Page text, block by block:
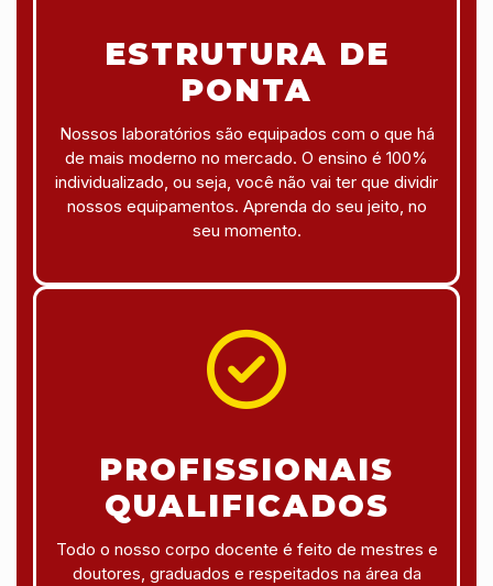
ESTRUTURA DE
PONTA
Nossos laboratórios são equipados com o que há
de mais moderno no mercado. O ensino é 100%
individualizado, ou seja, você não vai ter que dividir
nossos equipamentos. Aprenda do seu jeito, no
seu momento.
PROFISSIONAIS
QUALIFICADOS
Todo o nosso corpo docente é feito de mestres e
doutores, graduados e respeitados na área da